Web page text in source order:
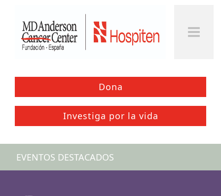
Dona
Investiga por la vida
EVENTOS DESTACADOS